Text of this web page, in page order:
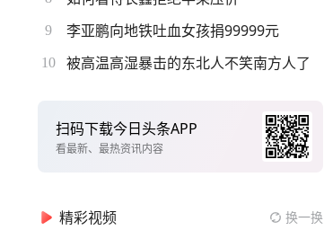
9 李亚鹏向地铁吐血女孩捐99999元
10 被高温高湿暴击的东北人不笑南方人了
扫码下载今日头条APP
看最新、最热资讯内容
精彩视频 换一换